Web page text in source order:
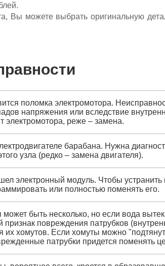
Вы можете выбрать оригинальную
поломка электромотора.
напряжения или вследствие
реже – замена.
барабана. Нужна
узла (редко – замена двигателя).
электронный модуль. Чтобы устранить
или полностью поменять его.
быть несколько, но если вода
повреждения патрубков
их хомутов. Если хомуты можно
патрубки придется поменять